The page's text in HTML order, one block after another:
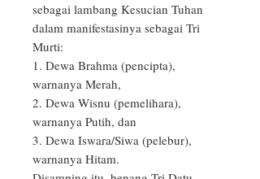
sebagai lambang Kesucian Tuhan
dalam manifestasinya sebagai Tri
Murti:
1. Dewa Brahma (pencipta),
warnanya Merah,
2. Dewa Wisnu (pemelihara),
warnanya Putih, dan
3. Dewa Iswara/Siwa (pelebur),
warnanya Hitam.